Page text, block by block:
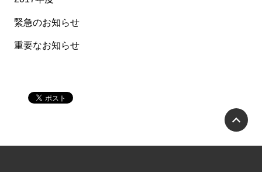
緊急のお知らせ
重要なお知らせ